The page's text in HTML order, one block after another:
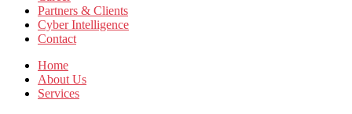
Partners & Clients
Cyber Intelligence
Contact
Home
About Us
Services